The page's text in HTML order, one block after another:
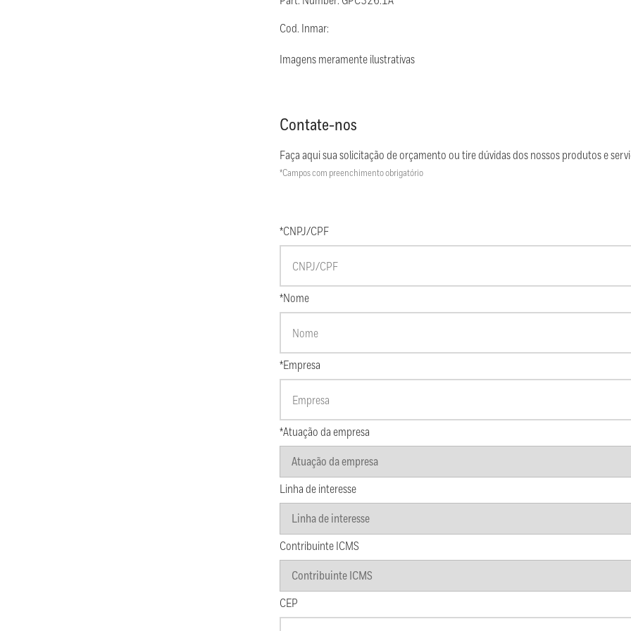
Cod. Inmar:
Imagens meramente ilustrativas
Contate-nos
Faça aqui sua solicitação de orçamento ou tire dúvidas dos nossos produtos e
*Campos com preenchimento obrigatório
*CNPJ/CPF
*Nome
*Empresa
*Atuação da empresa
Linha de interesse
Contribuinte ICMS
CEP